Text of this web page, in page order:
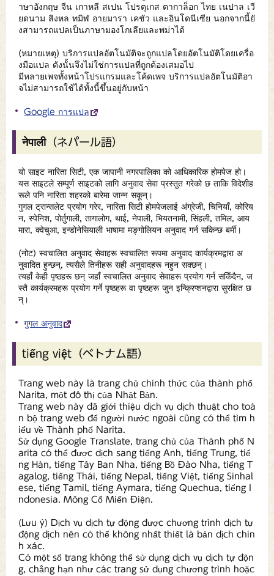
าษาอังกฤษ จีน เกาหลี สเปน โปรตุเกส ตากาล็อก ไทย เนปาล เวี
ยดนาม สิงหล ทมิฬ อายมารา เคชัว และอินโดนีเซีย นอกจากนี้ยั
งสามารถแปลเป็นภาษามองโกเลียและพม่าได้
(หมายเหตุ) บริการแปลอัตโนมัติจะถูกแปลโดยอัตโนมัติโดยเครื่อ
งมือแปล ดังนั้นจึงไม่ใช่การแปลที่ถูกต้องเสมอไป
มีหลายเพจทั้งหน้าโปรแกรมและโค้ดเพจ บริการแปลอัตโนมัติอา
จไม่สามารถใช้ได้ทั้งนี้ขึ้นอยู่กับหน้า
Google การแปล
नेपाली（ネパール語）
यो साइट नारिता सिटी, एक जापानी नगरपालिका को आधिकारिक होमपेज हो।
यस साइटले सम्पूर्ण साइटको लागि अनुवाद सेवा प्रस्तुत गरेको छ ताकि विदेशीह
रूले पनि नारिता शहरको बारेमा जान्न सकून्।
गुगल ट्रान्सलेट प्रयोग गरेर, नारिता सिटी होमपेजलाई अंग्रेजी, चिनियाँ, कोरिय
न, स्पेनिश, पोर्तुगाली, तागालोग, थाई, नेपाली, भियतनामी, सिंहली, तमिल, आय
मारा, क्वेचुआ, इन्डोनेसियाली भाषामा मङ्गोलियन अनुवाद गर्न सकिन्छ बर्मी।
(नोट) स्वचालित अनुवाद सेवाहरू स्वचालित रूपमा अनुवाद कार्यक्रमद्वारा अ
नुवादित हुन्छन्, त्यसैले तिनीहरू सही अनुवादहरू नहुन सक्छन्।
त्यहाँ केही पृष्ठहरू छन् जहाँ स्वचालित अनुवाद सेवाहरू प्रयोग गर्न सकिँदैन, ज
स्तै कार्यक्रमहरू प्रयोग गर्ने पृष्ठहरू वा पृष्ठहरू जुन इन्क्रिप्शनद्वारा सुरक्षित छ
न्।
गुगल अनुवाद
tiếng việt（ベトナム語）
Trang web này là trang chủ chính thức của thành phố
Narita, một đô thị của Nhật Bản.
Trang web này đã giới thiệu dịch vụ dịch thuật cho toà
n bộ trang web để người nước ngoài cũng có thể tìm h
iểu về Thành phố Narita.
Sử dụng Google Translate, trang chủ của Thành phố N
arita có thể được dịch sang tiếng Anh, tiếng Trung, tiế
ng Hàn, tiếng Tây Ban Nha, tiếng Bồ Đào Nha, tiếng T
agalog, tiếng Thái, tiếng Nepal, tiếng Việt, tiếng Sinhal
ese, tiếng Tamil, tiếng Aymara, tiếng Quechua, tiếng I
ndonesia. Mông Cổ Miến Điện.
(Lưu ý) Dịch vụ dịch tự động được chương trình dịch tự
động dịch nên có thể không nhất thiết là bản dịch chín
h xác.
Có một số trang không thể sử dụng dịch vụ dịch tự độn
g, chẳng hạn như các trang sử dụng chương trình hoặc